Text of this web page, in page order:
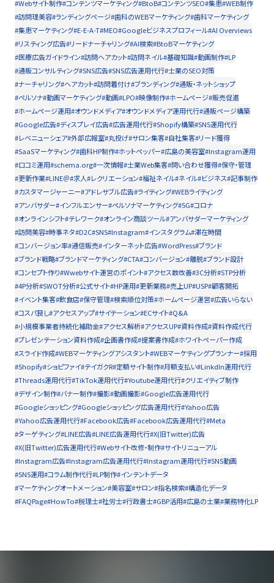
#Webサイト制作#コンテンツマーケティング#BtoB#コンテンツSEO#集患#WEB制作
#訪問理美容#ランディングページ#歯科のWEBマーケティング#歯科マーケティング
#集患マーケティング#E-E-A-T#MEO#Googleビジネスプロフィール#AI Overviews
#リスティング広告#リードナーチャリング#AI検索#BtoBマーケティング
#医療広告ガイドライン#訪問ヘアカット#訪問ネイル#基礎知識#動画制作#LP
#通販コンサルティング#SNS広告#SNS広告運用代行#士業のSEO対策
#ナーチャリング#ヘアカット#訪問着付け#ブランディング#通販・ネットショップ
#ペルソナ#動画マーケティング#動画#LPO#映像制作#ホームページ#販売促進
#ホームページ運用#オウンドメディア#オウンドメディア運用代行#通販ページ構築
#Google広告#ディスプレイ広告#広告運用代行#Shopify構築#SNS運用代行
#レベニューシェア#外部広報室#丸投げ#サロン集客#自社集客#リード獲得
#SaaSマーケティング#歯科HP制作#ホットペッパー#広島の美容室#Instagram運用
#口コミ運用#schema.org#一次情報#士業Web集客#問い合わせ獲得#保守・管理
#更新作業#LINE＠#求人#レクリエーション#福祉ネイル#ネイル#ビジネス#記事制作
#カスタマージャーニー#アドレサブル広告#ライティング#WEBライティング
#アンバサダー#インフルエンサー#ペルソナマーケティング#5G#コロナ
#オンラインシフト#テレワーク#オンライン商談ツール#アンバサダーマーケティング
#訪問美容#時事ネタ#D2C#SNS#Instagram#インスタグラム#滞在時間
#コンバージョン率#通信販売#インターネット広告#WordPress#ブランド
#ブランド戦略#ブランドマーケティング#CTA#コンバージョン#離脱#ブランド設計
#コンセプト作り#Wwebサイト運営のポイント#アクセス数改善#3C分析#STP分析
#4P分析#SWOT分析#公式サイト#HP運用#更新業務#売上UP#USP#顧客開拓
#イベント集客#飲食店#保守管理#検索順位対策#ホームページ運営#広告いらない
#コスパ良し#アクセスアップ#サイテーション#ECサイト#Q&A
#小規模事業者持続化補助金#アクセス解析#アクセスUP#資料作成#資料作成代行
#プレゼンテーション資料作成#企画書作成#提案書作成#ホワイトペーパー作成
#スライド作成#WEBマーケティングアシスタント#WEBマーケティングプランナー#採用
#Shopify#ショピファイ#テイガクR#定額サイト制作#月額支払い#LinkdIn運用代行
#Threads運用代行#TikTok運用代行#Youtube運用代行#クリエイティブ制作
#デザイン制作#バナー制作#撮影#動画撮影#Google広告運用代行
#Googleショッピング#Googleショッピング広告運用代行#Yahoo広告
#Yahoo広告運用代行#Facebook広告#Facebook広告運用代行#Meta
#ターゲティング#LINE広告#LINE広告運用代行#X(旧Twitter)広告
#X(旧Twitter)広告運用代行#Webサイト改修・制作#サイトリニューアル
#Instagram広告#Instagram広告運用代行#Instagram運用代行#SNS動画
#SNS運用#コラム制作代行#LP制作#インテントデータ
#マーケティングオートメーション#美容室#サロン#指名検索#構造化データ
#FAQPage#HowTo#税理士#社労士#行政書士#GBP活用#広島の士業#業務特化LP